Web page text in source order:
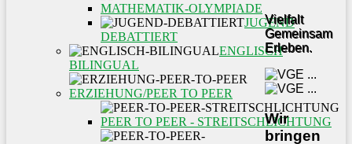
Vielfalt
Gemeinsam
Erleben.
Wir
bringen
MATHEMATIK-OLYMPIADE
JUGEND
DEBATTIERT
ENGLISCH
BILINGUAL
ERZIEHUNG/PEER TO PEER
PEER TO PEER - STREITSCHLICHTUNG